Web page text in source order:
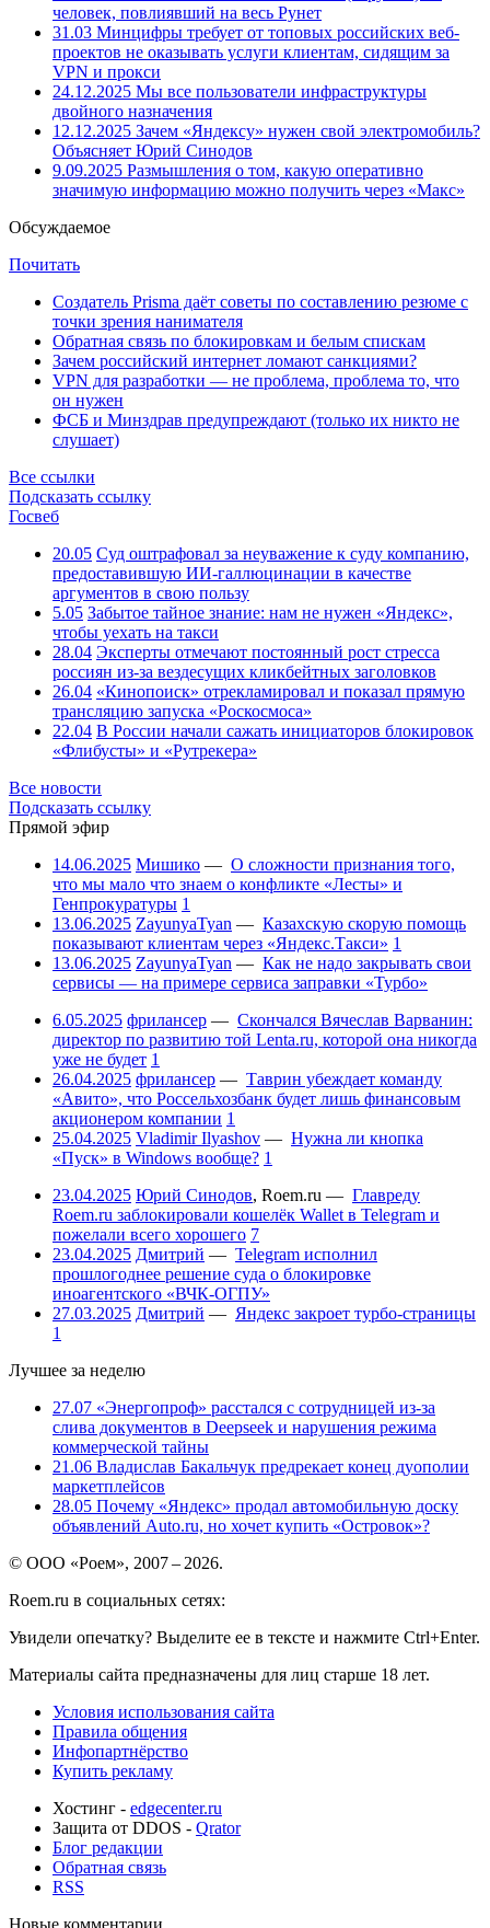
человек, повлиявший на весь Рунет
31.03 Минцифры требует от топовых российских веб-
проектов не оказывать услуги клиентам, сидящим за
VPN и прокси
24.12.2025 Мы все пользователи инфраструктуры
двойного назначения
12.12.2025 Зачем «Яндексу» нужен свой электромобиль?
Объясняет Юрий Синодов
9.09.2025 Размышления о том, какую оперативно
значимую информацию можно получить через «Макс»
Обсуждаемое
Почитать
Создатель Prisma даёт советы по составлению резюме с
точки зрения нанимателя
Обратная связь по блокировкам и белым спискам
Зачем российский интернет ломают санкциями?
VPN для разработки — не проблема, проблема то, что
он нужен
ФСБ и Минздрав предупреждают (только их никто не
слушает)
Все ссылки
Подсказать ссылку
Госвеб
20.05 Суд оштрафовал за неуважение к суду компанию,
предоставившую ИИ-галлюцинации в качестве
аргументов в свою пользу
5.05 Забытое тайное знание: нам не нужен «Яндекс»,
чтобы уехать на такси
28.04 Эксперты отмечают постоянный рост стресса
россиян из-за вездесущих кликбейтных заголовков
26.04 «Кинопоиск» отрекламировал и показал прямую
трансляцию запуска «Роскосмоса»
22.04 В России начали сажать инициаторов блокировок
«Флибусты» и «Рутрекера»
Все новости
Подсказать ссылку
Прямой эфир
14.06.2025 Мишико — О сложности признания того,
что мы мало что знаем о конфликте «Лесты» и
Генпрокуратуры 1
13.06.2025 ZayunyaTyan — Казахскую скорую помощь
показывают клиентам через «Яндекс.Такси» 1
13.06.2025 ZayunyaTyan — Как не надо закрывать свои
сервисы — на примере сервиса заправки «Турбо»
6.05.2025 фрилансер — Скончался Вячеслав Варванин:
директор по развитию той Lenta.ru, которой она никогда
уже не будет 1
26.04.2025 фрилансер — Таврин убеждает команду
«Авито», что Россельхозбанк будет лишь финансовым
акционером компании 1
25.04.2025 Vladimir Ilyashov — Нужна ли кнопка
«Пуск» в Windows вообще? 1
23.04.2025 Юрий Синодов, Roem.ru — Главреду
Roem.ru заблокировали кошелёк Wallet в Telegram и
пожелали всего хорошего 7
23.04.2025 Дмитрий — Telegram исполнил
прошлогоднее решение суда о блокировке
иноагентского «ВЧК-ОГПУ»
27.03.2025 Дмитрий — Яндекс закроет турбо-страницы
1
Лучшее за неделю
27.07 «Энергопроф» расстался с сотрудницей из-за
слива документов в Deepseek и нарушения режима
коммерческой тайны
21.06 Владислав Бакальчук предрекает конец дуополии
маркетплейсов
28.05 Почему «Яндекс» продал автомобильную доску
объявлений Auto.ru, но хочет купить «Островок»?
© ООО «Роем», 2007 – 2026.
Roem.ru в социальных сетях:
Увидели опечатку? Выделите ее в тексте и нажмите Ctrl+Enter.
Материалы сайта предназначены для лиц старше 18 лет.
Условия использования сайта
Правила общения
Инфопартнёрство
Купить рекламу
Хостинг - edgecenter.ru
Защита от DDOS - Qrator
Блог редакции
Обратная связь
RSS